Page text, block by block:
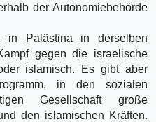
der Autonomiebehörde
in Palästina in derselben
gegen die israelische
islamisch. Es gibt aber
in den sozialen
Gesellschaft große
den islamischen Kräften.